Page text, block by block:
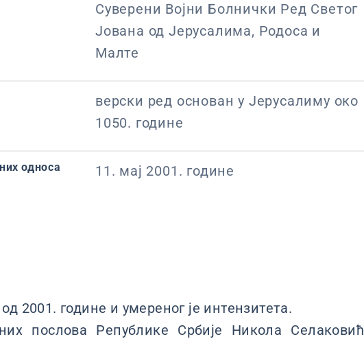
Суверени Војни Болнички Ред Светог
Јована од Јерусалима, Родоса и
Малте
верски ред основан у Јерусалиму око
1050. године
односа 11. мај 2001. године
2001. године и умереног је интензитета.
послова Републике Србије Никола Селаковић